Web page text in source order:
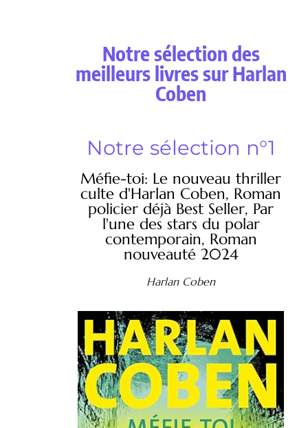
Notre sélection des
meilleurs livres sur Harlan
Coben
Notre sélection n°1
Méfie-toi: Le nouveau thriller
culte d'Harlan Coben, Roman
policier déjà Best Seller, Par
l'une des stars du polar
contemporain, Roman
nouveauté 2024
Harlan Coben